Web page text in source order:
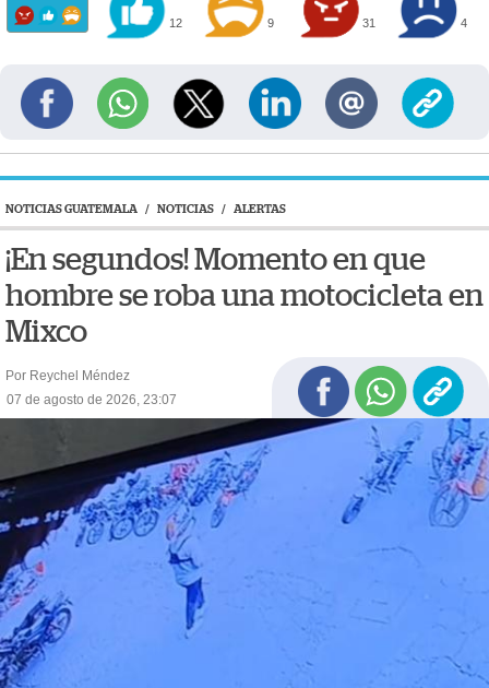
12 9 31 4
NOTICIAS GUATEMALA / NOTICIAS / ALERTAS
¡En segundos! Momento en que
hombre se roba una motocicleta en
Mixco
Por Reychel Méndez
07 de agosto de 2026, 23:07